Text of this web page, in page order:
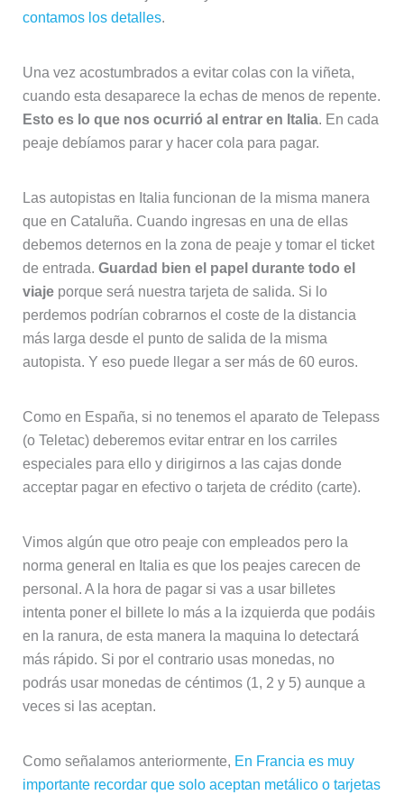
contamos los detalles.
Una vez acostumbrados a evitar colas con la viñeta,
cuando esta desaparece la echas de menos de repente.
Esto es lo que nos ocurrió al entrar en Italia. En cada
peaje debíamos parar y hacer cola para pagar.
Las autopistas en Italia funcionan de la misma manera
que en Cataluña. Cuando ingresas en una de ellas
debemos deternos en la zona de peaje y tomar el ticket
de entrada. Guardad bien el papel durante todo el
viajeporque será nuestra tarjeta de salida. Si lo
perdemos podrían cobrarnos el coste de la distancia
más larga desde el punto de salida de la misma
autopista. Y eso puede llegar a ser más de 60 euros.
Como en España, si no tenemos el aparato de Telepass
(o Teletac) deberemos evitar entrar en los carriles
especiales para ello y dirigirnos a las cajas donde
acceptar pagar en efectivo o tarjeta de crédito (carte).
Vimos algún que otro peaje con empleados pero la
norma general en Italia es que los peajes carecen de
personal. A la hora de pagar si vas a usar billetes
intenta poner el billete lo más a la izquierda que podáis
en la ranura, de esta manera la maquina lo detectará
más rápido. Si por el contrario usas monedas, no
podrás usar monedas de céntimos (1, 2 y 5) aunque a
veces si las aceptan.
Como señalamos anteriormente, En Francia es muy
importante recordar que solo aceptan metálico o tarjetas